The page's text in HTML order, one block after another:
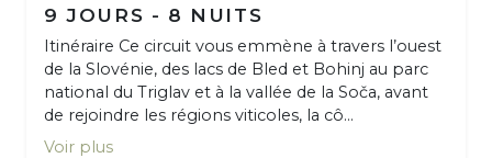
9 JOURS - 8 NUITS
Itinéraire Ce circuit vous emmène à travers l’ouest
de la Slovénie, des lacs de Bled et Bohinj au parc
national du Triglav et à la vallée de la Soča, avant
de rejoindre les régions viticoles, la cô...
Voir plus